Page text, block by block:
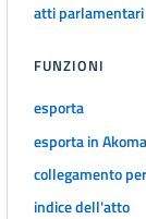
atti parlamentari
FUNZIONI
esporta
esporta in
collegamento
indice dell'atto